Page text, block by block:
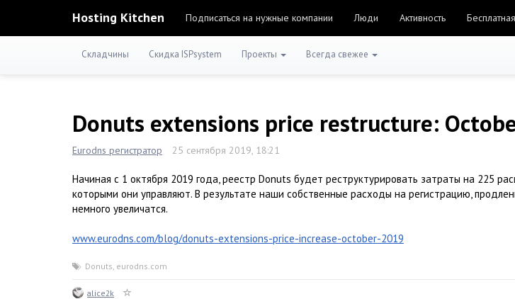
Hosting Kitchen Подписаться на нужные компании Люди Активность
Складчины Скидка ISPsystem Проекты Всегда свежее
Donuts extensions price restructure:
Eurodns регистратор 25 сентября 2019, 18:21
Начиная с 1 октября 2019 года, реестр Donuts будет реструктурировать затраты на 225
которыми они управляют. В результате наши собственные расходы на регистрацию,
немного увеличатся.
www.eurodns.com/blog/donuts-extensions-price-increase-october-2019
Donuts, eurodns.com
alice2k